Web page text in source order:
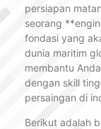
persiapan
seorang
fondasi yang
dunia maritim
membantu
dengan skill
persaingan di
Berikut adalah